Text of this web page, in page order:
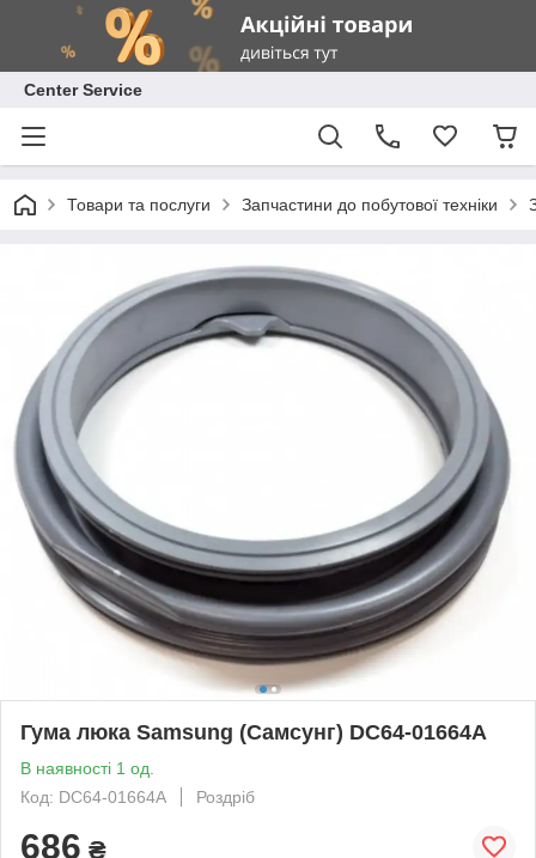
Center Service
Товари та послуги Запчастини до побутової техніки
Гума люка Samsung (Самсунг) DC64-01664A
В наявності 1 од.
Код: DC64-01664A
Роздріб
686 ₴